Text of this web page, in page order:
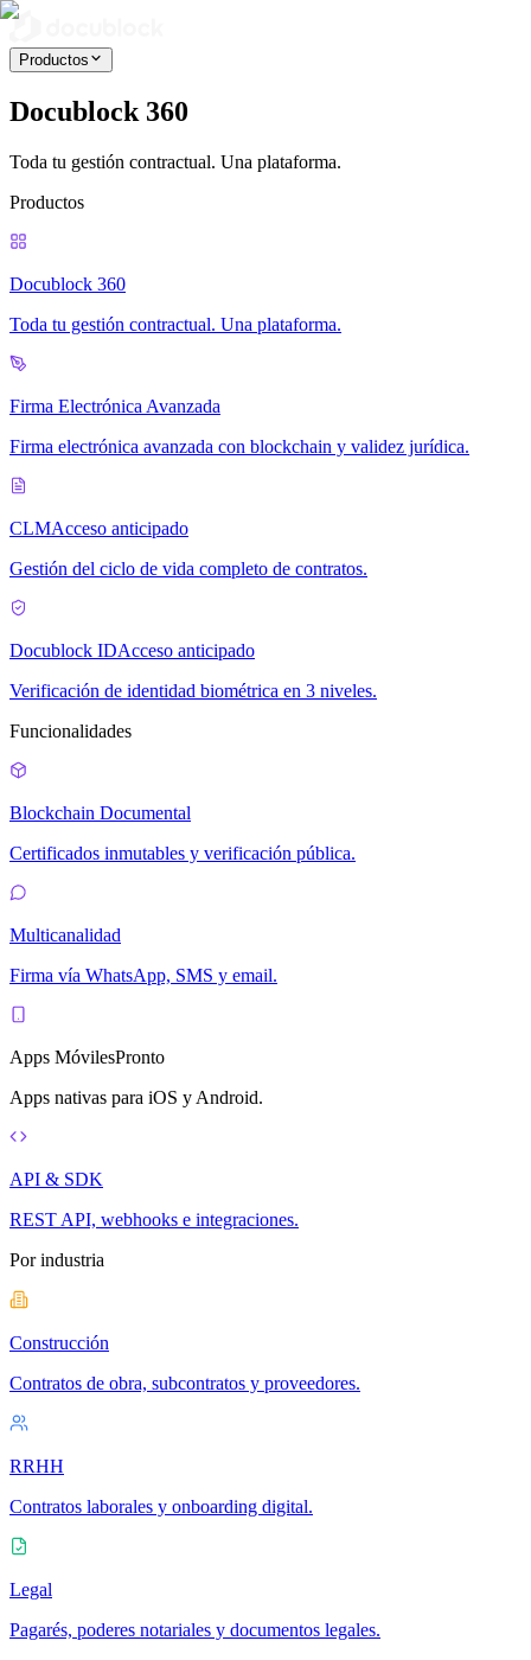
Productos
Docublock 360
Toda tu gestión contractual. Una plataforma.
Productos
Docublock 360
Toda tu gestión contractual. Una plataforma.
Firma Electrónica Avanzada
Firma electrónica avanzada con blockchain y validez jurídica.
CLMAcceso anticipado
Gestión del ciclo de vida completo de contratos.
Docublock IDAcceso anticipado
Verificación de identidad biométrica en 3 niveles.
Funcionalidades
Blockchain Documental
Certificados inmutables y verificación pública.
Multicanalidad
Firma vía WhatsApp, SMS y email.
Apps MóvilesPronto
Apps nativas para iOS y Android.
API & SDK
REST API, webhooks e integraciones.
Por industria
Construcción
Contratos de obra, subcontratos y proveedores.
RRHH
Contratos laborales y onboarding digital.
Legal
Pagarés, poderes notariales y documentos legales.